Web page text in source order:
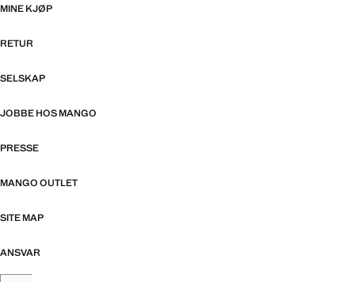
MINE KJØP
RETUR
SELSKAP
JOBBE HOS MANGO
PRESSE
MANGO OUTLET
SITE MAP
ANSVAR